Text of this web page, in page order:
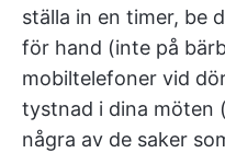
ställa in en timer, be
för hand (inte på
mobiltelefoner vid
tystnad i dina möten
några av de saker